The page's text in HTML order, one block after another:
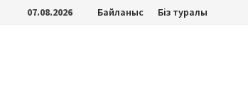
Перейти07.08.2026 Байланыс Біз туралы